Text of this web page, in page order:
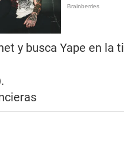
y busca Yape en la
.